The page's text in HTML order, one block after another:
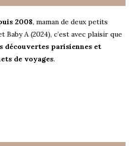
2008, maman de deux petits
Baby A (2024), c’est avec plaisir que
découvertes parisiennes et
de voyages.